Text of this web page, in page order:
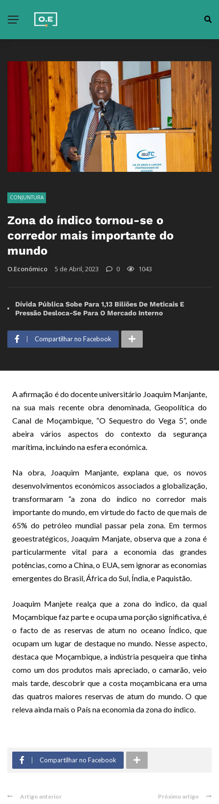
CONJUNTURA
Zona do índico tornou-se o
corredor mais importante do
mundo
O.Económico 5 de Abril, 2023 0 1043
Dívida Pública Sobe Para 1,13 Biliões De Meticais E
Pressão Desloca-Se Para O Mercado Interno
Compartilhar no Facebook
A afirmação é do docente universitário Joaquim Manjante,
na sua mais recente obra denominada, Geopolítica do
Canal de Moçambique, “O Sequestro do Vega 5”, onde
abeira vários aspectos do contexto da segurança
marítima, incluindo na esfera económica.
Na obra, Joaquim Manjante, explana que, os novos
desenvolvimentos económicos associados a globalização,
transformaram “a zona do índico no corredor mais
importante do mundo, em virtude do facto de que mais de
65% do petróleo mundial passar pela zona. Em termos
geoestratégicos, Joaquim Manjate, observa que a zona é
particularmente vital para a economia das grandes
potências, como a China, o EUA, sem ignorar as economias
emergentes do Brasil, África do Sul, Índia, e Paquistão.
Joaquim Manjete realça que a zona do indico, da qual
Moçambique faz parte e ocupa uma porção significativa, é
o facto de as reservas de atum no oceano Índico, que
ocupam um lugar de destaque no mundo. Nesse aspecto,
destaca que Moçambique, a indústria pesqueira que tinha
como um dos produtos mais apreciado, o camarão, veio
mais tarde, descobrir que a costa moçambicana era uma
das quatros maiores reservas de atum do mundo. O que
releva ainda mais o País na economia da zona do índico.
Compartilhar no Facebook
Artigo anterior Próximo artigo